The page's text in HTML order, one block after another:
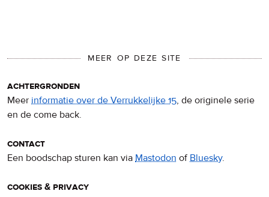
MEER OP DEZE SITE
achtergronden
Meer informatie over de Verrukkelijke 15, de originele serie
en de come back.
contact
Een boodschap sturen kan via Mastodon ofBluesky.
cookies & privacy